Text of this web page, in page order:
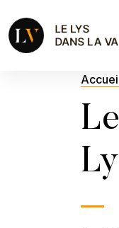
Fil